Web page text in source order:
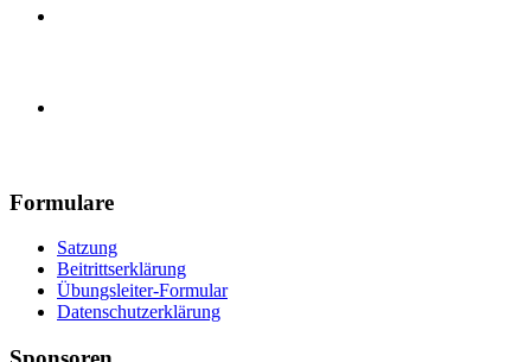
Formulare
Satzung
Beitrittserklärung
Übungsleiter-Formular
Datenschutzerklärung